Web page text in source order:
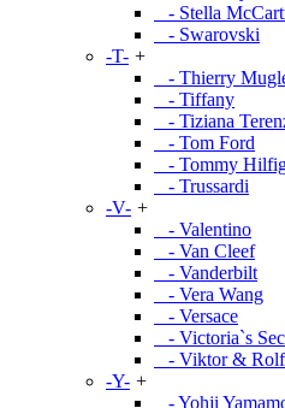
- Stella
- Swarovski
-T- +
- Thierry
- Tiffany
- Tiziana
- Tom Ford
- Tommy
- Trussardi
-V- +
- Valentino
- Van Cleef
- Vanderbilt
- Vera Wang
- Versace
- Victoria`s
- Viktor & Rolf
-Y- +
- Yohji